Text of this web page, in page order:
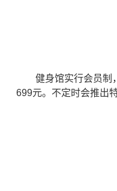
健身馆实行会员制
699元。不定时会推出